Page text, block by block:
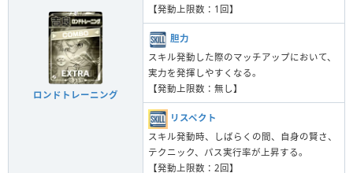
ロンドトレーニング
【発動上限数：1回】
胆力
スキル発動した際のマッチアップにおいて、
実力を発揮しやすくなる。
【発動上限数：無し】
リスペクト
スキル発動時、しばらくの間、自身の賢さ、
テクニック、パス実行率が上昇する。
【発動上限数：2回】